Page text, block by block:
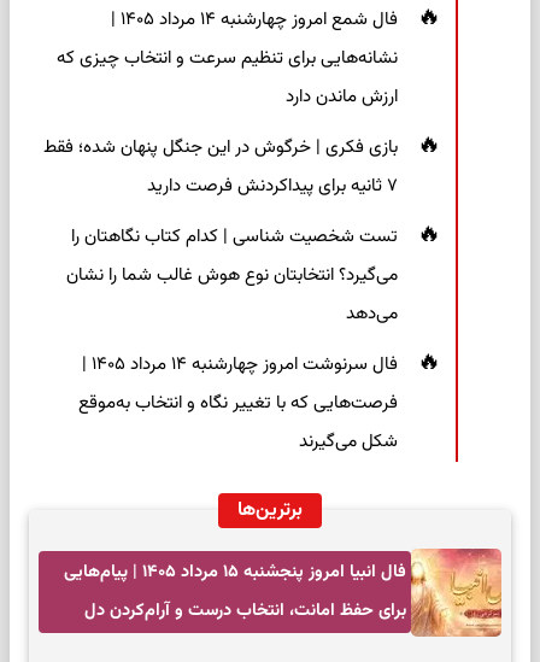
فال شمع امروز چهارشنبه ۱۴ مرداد ۱۴۰۵ |
نشانه‌هایی برای تنظیم سرعت و انتخاب چیزی که
ارزش ماندن دارد
بازی فکری | خرگوش در این جنگل پنهان شده؛ فقط
۷ ثانیه برای پیداکردنش فرصت دارید
تست شخصیت شناسی | کدام کتاب نگاهتان را
می‌گیرد؟ انتخابتان نوع هوش غالب شما را نشان
می‌دهد
فال سرنوشت امروز چهارشنبه ۱۴ مرداد ۱۴۰۵ |
فرصت‌هایی که با تغییر نگاه و انتخاب به‌موقع
شکل می‌گیرند
برترین‌ها
فال انبیا امروز پنجشنبه ۱۵ مرداد ۱۴۰۵ | پیام‌هایی
برای حفظ امانت، انتخاب درست و آرام‌کردن دل